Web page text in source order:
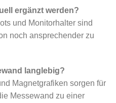
ergänzt werden?
und Monitorhalter sind
noch ansprechender zu
langlebig?
Magnetgrafiken sorgen für
Messewand zu einer